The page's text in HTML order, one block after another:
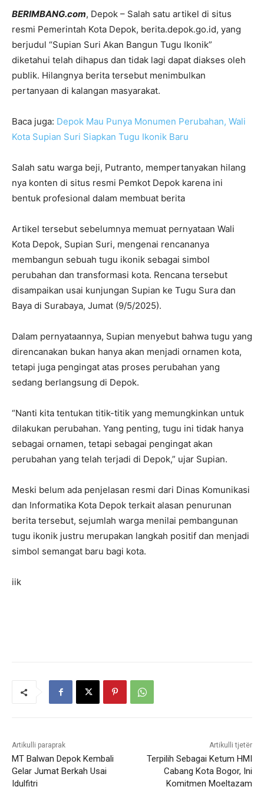
BERIMBANG.com, Depok – Salah satu artikel di situs
resmi Pemerintah Kota Depok, berita.depok.go.id, yang
berjudul “Supian Suri Akan Bangun Tugu Ikonik”
diketahui telah dihapus dan tidak lagi dapat diakses oleh
publik. Hilangnya berita tersebut menimbulkan
pertanyaan di kalangan masyarakat.
Baca juga: Depok Mau Punya Monumen Perubahan, Wali
Kota Supian Suri Siapkan Tugu Ikonik Baru
Salah satu warga beji, Putranto, mempertanyakan hilang
nya konten di situs resmi Pemkot Depok karena ini
bentuk profesional dalam membuat berita
Artikel tersebut sebelumnya memuat pernyataan Wali
Kota Depok, Supian Suri, mengenai rencananya
membangun sebuah tugu ikonik sebagai simbol
perubahan dan transformasi kota. Rencana tersebut
disampaikan usai kunjungan Supian ke Tugu Sura dan
Baya di Surabaya, Jumat (9/5/2025).
Dalam pernyataannya, Supian menyebut bahwa tugu yang
direncanakan bukan hanya akan menjadi ornamen kota,
tetapi juga pengingat atas proses perubahan yang
sedang berlangsung di Depok.
“Nanti kita tentukan titik-titik yang memungkinkan untuk
dilakukan perubahan. Yang penting, tugu ini tidak hanya
sebagai ornamen, tetapi sebagai pengingat akan
perubahan yang telah terjadi di Depok,” ujar Supian.
Meski belum ada penjelasan resmi dari Dinas Komunikasi
dan Informatika Kota Depok terkait alasan penurunan
berita tersebut, sejumlah warga menilai pembangunan
tugu ikonik justru merupakan langkah positif dan menjadi
simbol semangat baru bagi kota.
iik
Artikulli paraprak
MT Balwan Depok Kembali
Gelar Jumat Berkah Usai
Idulfitri
Artikulli tjetër
Terpilih Sebagai Ketum HMI
Cabang Kota Bogor, Ini
Komitmen Moeltazam